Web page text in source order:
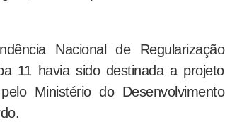
Nacional de Regularização
11 havia sido destinada a projeto
Ministério do Desenvolvimento